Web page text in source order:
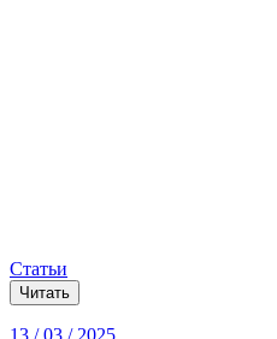
Статьи
Читать
13 / 03 / 2025